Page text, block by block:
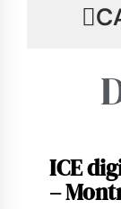
ICE
–